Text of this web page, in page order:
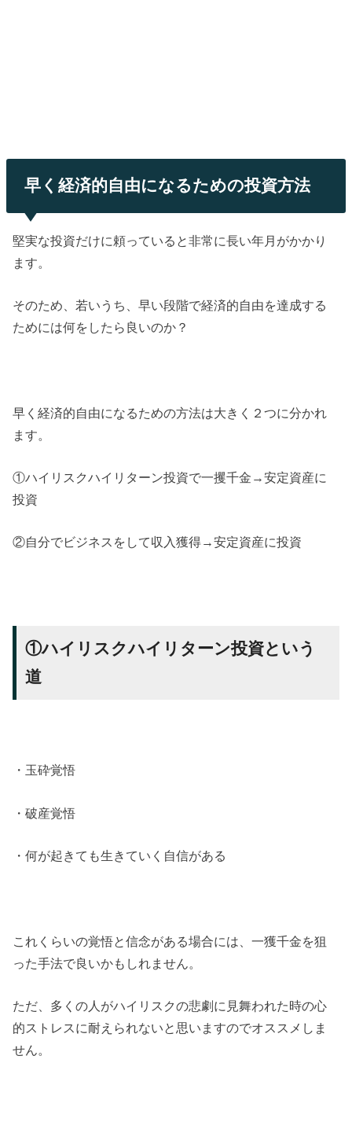
早く経済的自由になるための投資方法
堅実な投資だけに頼っていると非常に長い年月がかかり
ます。
そのため、若いうち、早い段階で経済的自由を達成する
ためには何をしたら良いのか？
早く経済的自由になるための方法は大きく２つに分かれ
ます。
①ハイリスクハイリターン投資で一攫千金→安定資産に
投資
②自分でビジネスをして収入獲得→安定資産に投資
①ハイリスクハイリターン投資という
道
・玉砕覚悟
・破産覚悟
・何が起きても生きていく自信がある
これくらいの覚悟と信念がある場合には、一獲千金を狙
った手法で良いかもしれません。
ただ、多くの人がハイリスクの悲劇に見舞われた時の心
的ストレスに耐えられないと思いますのでオススメしま
せん。